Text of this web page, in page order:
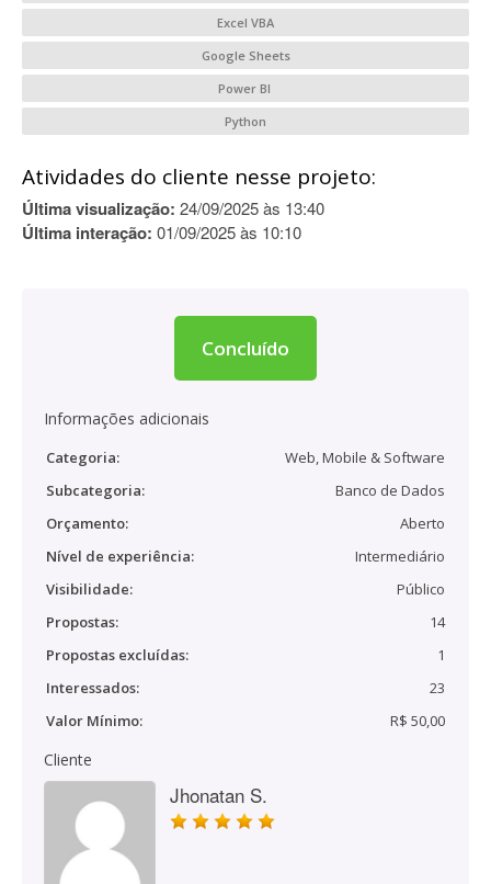
Excel VBA
Google Sheets
Power BI
Python
Atividades do cliente nesse projeto:
Última visualização: 24/09/2025 às 13:40
Última interação: 01/09/2025 às 10:10
Concluído
Informações adicionais
Categoria:
Web, Mobile & Software
Subcategoria:
Banco de Dados
Orçamento:
Aberto
Nível de experiência:
Intermediário
Visibilidade:
Público
Propostas:
14
Propostas excluídas:
1
Interessados:
23
Valor Mínimo:
R$ 50,00
Cliente
Jhonatan S.